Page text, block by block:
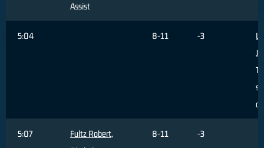
Assist
5:04 8-11 -3
5:07 Fultz Robert,
8-11 -3